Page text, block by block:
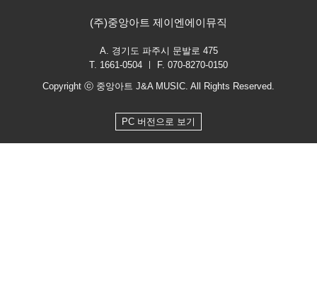
(주)중앙아트 제이엔에이뮤직
A. 경기도 파주시 문발로 475
T. 1661-0504 ㅣ F. 070-8270-0150
Copyright ⓒ 중앙아트 J&A MUSIC. All Rights Reserved.
PC 버전으로 보기